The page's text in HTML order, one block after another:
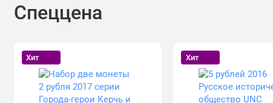
Спеццена
Хит Хит